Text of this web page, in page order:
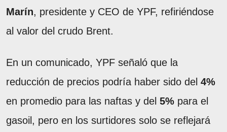
Marín, presidente y CEO de YPF, refiriéndose
al valor del crudo Brent.
En un comunicado, YPF señaló que la
reducción de precios podría haber sido del 4%
en promedio para las naftas y del 5% para el
gasoil, pero en los surtidores solo se reflejará